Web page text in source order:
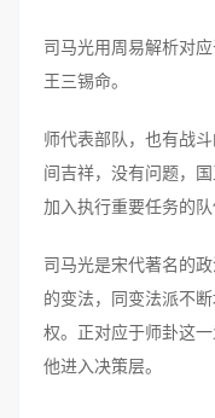
司马光用周易解析对
王三锡命。
师代表部队，也有战
间吉祥，没有问题，
加入执行重要任务的队
司马光是宋代著名的
的变法，同变法派不
权。正对应于师卦这
他进入决策层。